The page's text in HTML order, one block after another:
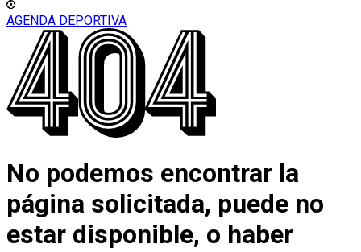
AGENDA DEPORTIVA
No podemos encontrar la
página solicitada, puede no
estar disponible, o haber